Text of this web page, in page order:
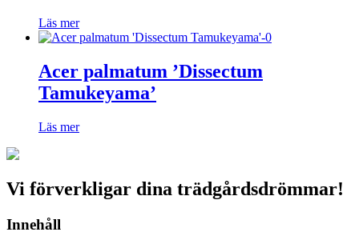
Läs mer
Acer palmatum ’Dissectum
Tamukeyama’
Läs mer
Vi förverkligar dina trädgårdsdrömmar!
Innehåll